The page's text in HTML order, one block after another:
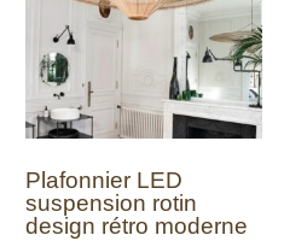
Plafonnier LED
suspension rotin
design rétro moderne